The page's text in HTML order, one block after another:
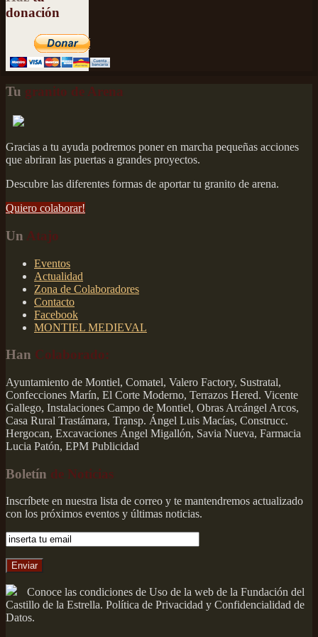
donación
Tu granito de Arena
Gracias a tu ayuda podremos poner en marcha pequeñas acciones
que abriran las puertas a grandes proyectos.
Descubre las diferentes formas de aportar tu granito de arena.
Quiero colaborar!
Un Atajo
Eventos
Actualidad
Zona de Colaboradores
Contacto
Facebook
MONTIEL MEDIEVAL
Han Colaborado:
Ayuntamiento de Montiel, Comatel, Valero Factory, Sustratal,
Confecciones Marín, El Corte Moderno, Terrazos Hered. Vicente
Gallego, Instalaciones Campo de Montiel, Obras Arcángel Arcos,
Casa Rural Trastámara, Transp. Ángel Luis Macías, Construcc.
Hergocan, Excavaciones Ángel Migallón, Savia Nueva, Farmacia
Lucia Patón, EPM Publicidad
Boletín de Noticias
Inscríbete en nuestra lista de correo y te mantendremos actualizado
con los próximos eventos y últimas noticias.
Conoce las condiciones de Uso de la web de la Fundación del
Castillo de la Estrella. Política de Privacidad y Confidencialidad de
Datos.